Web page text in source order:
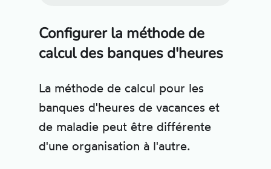
Configurer la méthode de
calcul des banques d'heures
La méthode de calcul pour les
banques d'heures de vacances et
de maladie peut être différente
d'une organisation à l'autre.